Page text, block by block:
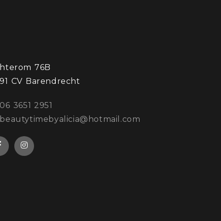
76B
CV Barendrecht
3651 2951